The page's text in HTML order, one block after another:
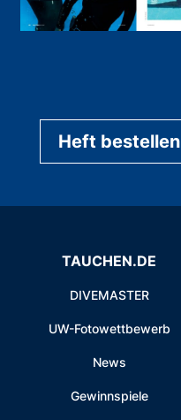
Heft bestellen
TAUCHEN.DE
DIVEMASTER
UW-Fotowettbewerb
News
Gewinnspiele